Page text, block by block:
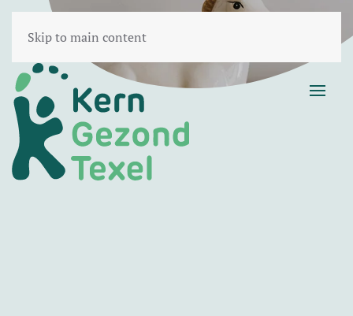
Skip to main content